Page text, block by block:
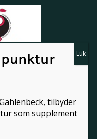
tilbyder
som supplement